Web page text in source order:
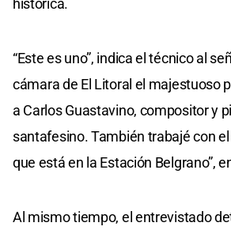
histórica.
“Este es uno”, indica el técnico al
cámara de El Litoral el majestuoso
a Carlos Guastavino, compositor y
santafesino. También trabajé con
que está en la Estación Belgrano”,
Al mismo tiempo, el entrevistado